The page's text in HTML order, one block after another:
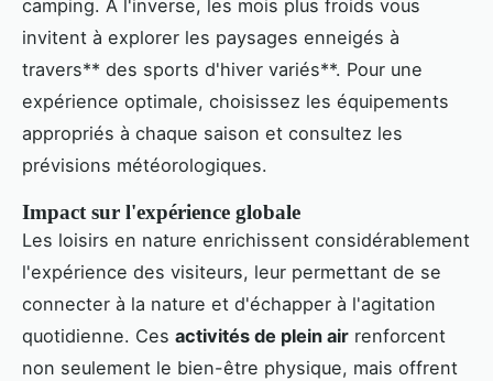
camping. À l'inverse, les mois plus froids vous
invitent à explorer les paysages enneigés à
travers** des sports d'hiver variés**. Pour une
expérience optimale, choisissez les équipements
appropriés à chaque saison et consultez les
prévisions météorologiques.
Impact sur l'expérience globale
Les loisirs en nature enrichissent considérablement
l'expérience des visiteurs, leur permettant de se
connecter à la nature et d'échapper à l'agitation
quotidienne. Ces activités de plein air renforcent
non seulement le bien-être physique, mais offrent